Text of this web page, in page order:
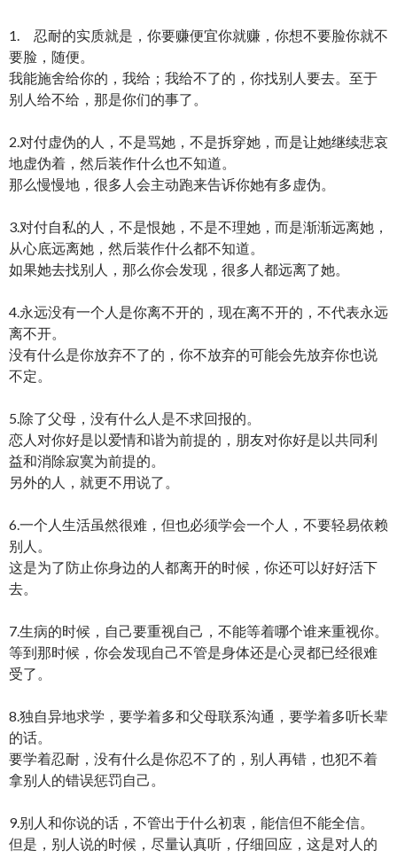
1. 忍耐的实质就是，你要赚便宜你就赚，你想不要脸你就不
要脸，随便。
我能施舍给你的，我给；我给不了的，你找别人要去。至于
别人给不给，那是你们的事了。
2.对付虚伪的人，不是骂她，不是拆穿她，而是让她继续悲哀
地虚伪着，然后装作什么也不知道。
那么慢慢地，很多人会主动跑来告诉你她有多虚伪。
3.对付自私的人，不是恨她，不是不理她，而是渐渐远离她，
从心底远离她，然后装作什么都不知道。
如果她去找别人，那么你会发现，很多人都远离了她。
4.永远没有一个人是你离不开的，现在离不开的，不代表永远
离不开。
没有什么是你放弃不了的，你不放弃的可能会先放弃你也说
不定。
5.除了父母，没有什么人是不求回报的。
恋人对你好是以爱情和谐为前提的，朋友对你好是以共同利
益和消除寂寞为前提的。
另外的人，就更不用说了。
6.一个人生活虽然很难，但也必须学会一个人，不要轻易依赖
别人。
这是为了防止你身边的人都离开的时候，你还可以好好活下
去。
7.生病的时候，自己要重视自己，不能等着哪个谁来重视你。
等到那时候，你会发现自己不管是身体还是心灵都已经很难
受了。
8.独自异地求学，要学着多和父母联系沟通，要学着多听长辈
的话。
要学着忍耐，没有什么是你忍不了的，别人再错，也犯不着
拿别人的错误惩罚自己。
9.别人和你说的话，不管出于什么初衷，能信但不能全信。
但是，别人说的时候，尽量认真听，仔细回应，这是对人的